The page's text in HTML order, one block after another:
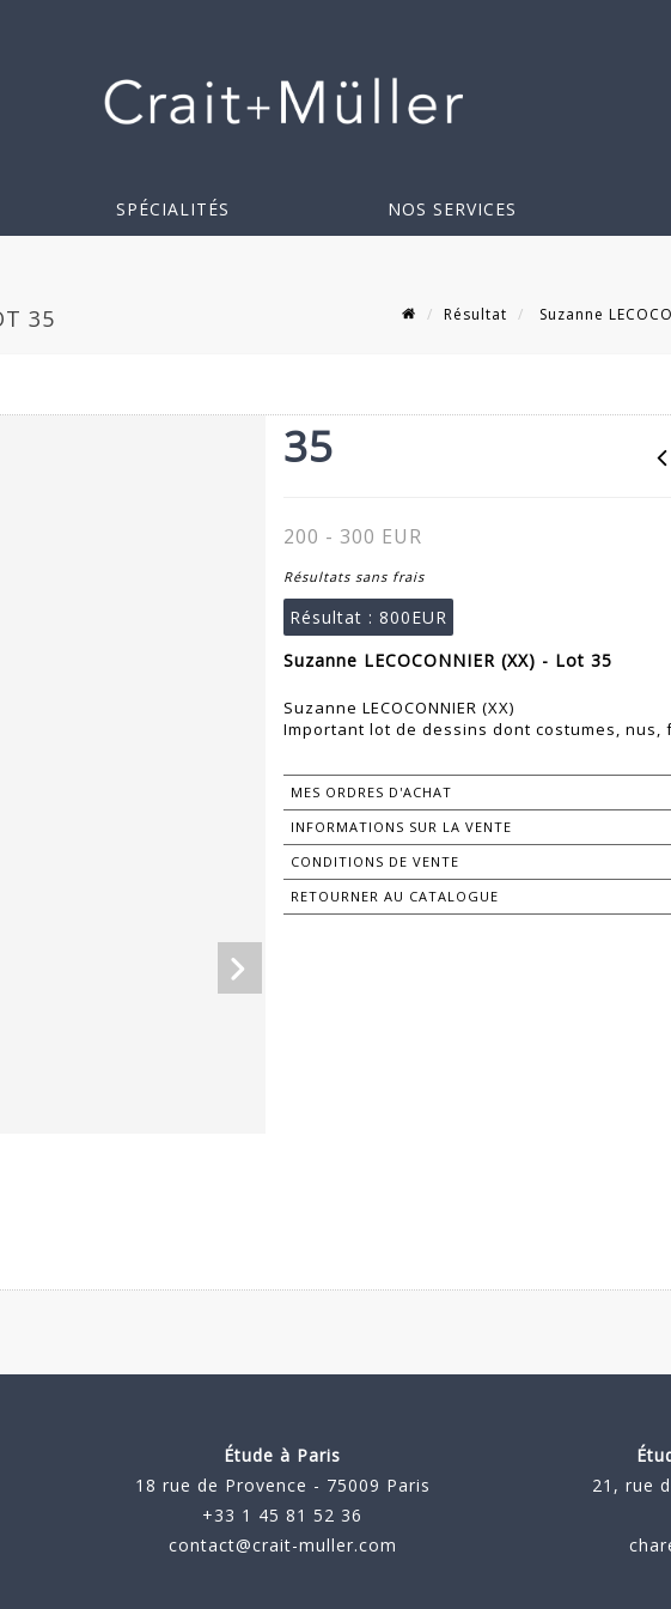
SPÉCIALITÉS NOS SERVICES
35 Résultat Suzanne
35
200 - 300 EUR
Résultats sans frais
Résultat : 800EUR
Suzanne LECOCONNIER (XX) - Lot 35
Suzanne LECOCONNIER (XX)
Important lot de dessins dont costumes, nus,
MES ORDRES D'ACHAT
INFORMATIONS SUR LA VENTE
CONDITIONS DE VENTE
RETOURNER AU CATALOGUE
Étude à Paris
18 rue de Provence - 75009 Paris
+33 1 45 81 52 36
contact@crait-muller.com
21, rue